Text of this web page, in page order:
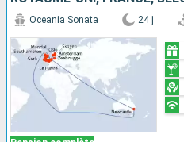
Oceania Sonata 24 j